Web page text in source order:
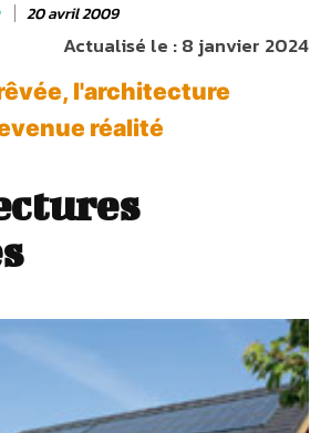
20 avril 2009
Actualisé le :8 janvier 2024
l'architecture
réalité